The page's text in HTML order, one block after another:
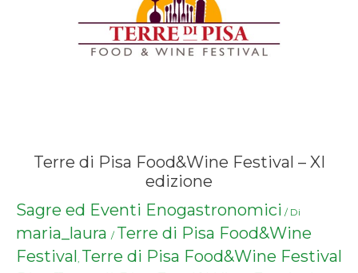
Terre di Pisa Food&Wine Festival – XI
edizione
Sagre ed Eventi Enogastronomici / Di
maria_laura / Terre di Pisa Food&Wine
Festival , Terre di Pisa Food&Wine Festival